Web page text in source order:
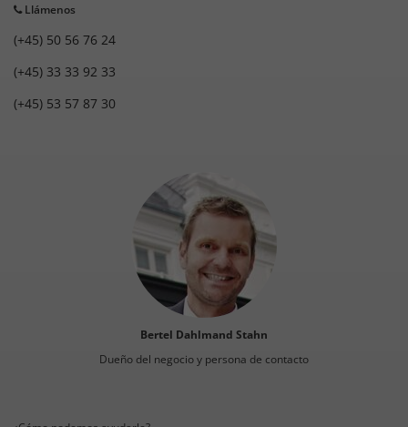
Llámenos
(+45) 50 56 76 24
(+45) 33 33 92 33
(+45) 53 57 87 30
Bertel Dahlmand Stahn
Dueño del negocio y persona de contacto